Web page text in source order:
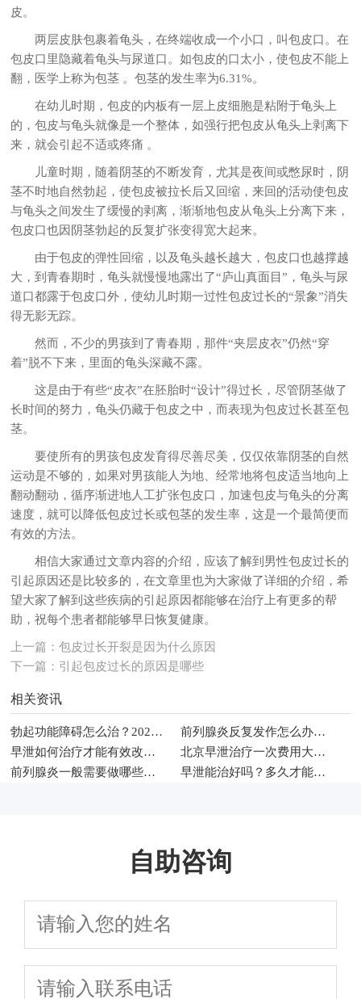
皮。
两层皮肤包裹着龟头，在终端收成一个小口，叫包皮口。在
包皮口里隐藏着龟头与尿道口。如包皮的口太小，使包皮不能上
翻，医学上称为包茎 。包茎的发生率为6.31%。
在幼儿时期，包皮的内板有一层上皮细胞是粘附于龟头上
的，包皮与龟头就像是一个整体，如强行把包皮从龟头上剥离下
来，就会引起不适或疼痛 。
儿童时期，随着阴茎的不断发育，尤其是夜间或憋尿时，阴
茎不时地自然勃起，使包皮被拉长后又回缩，来回的活动使包皮
与龟头之间发生了缓慢的剥离，渐渐地包皮从龟头上分离下来，
包皮口也因阴茎勃起的反复扩张变得宽大起来。
由于包皮的弹性回缩，以及龟头越长越大，包皮口也越撑越
大，到青春期时，龟头就慢慢地露出了“庐山真面目”，龟头与尿
道口都露于包皮口外，使幼儿时期一过性包皮过长的“景象”消失
得无影无踪。
然而，不少的男孩到了青春期，那件“夹层皮衣”仍然“穿
着”脱不下来，里面的龟头深藏不露。
这是由于有些“皮衣”在胚胎时“设计”得过长，尽管阴茎做了
长时间的努力，龟头仍藏于包皮之中，而表现为包皮过长甚至包
茎。
要使所有的男孩包皮发育得尽善尽美，仅仅依靠阴茎的自然
运动是不够的，如果对男孩能人为地、经常地将包皮适当地向上
翻动翻动，循序渐进地人工扩张包皮口，加速包皮与龟头的分离
速度，就可以降低包皮过长或包茎的发生率，这是一个最简便而
有效的方法。
相信大家通过文章内容的介绍，应该了解到男性包皮过长的
引起原因还是比较多的，在文章里也为大家做了详细的介绍，希
望大家了解到这些疾病的引起原因都能够在治疗上有更多的帮
助，祝每个患者都能够早日恢复健康。
上一篇：包皮过长开裂是因为什么原因
下一篇： 引起包皮过长的原因是哪些
相关资讯
勃起功能障碍怎么治？2026年男科常见治疗方法与调理建议
前列腺炎反复发作怎么办？2026年男性科学治疗与日常护理指南
早泄如何治疗才能有效改善性生活时间
北京早泄治疗一次费用大概多少钱
前列腺炎一般需要做哪些检查项目
早泄能治好吗？多久才能恢复
自助咨询